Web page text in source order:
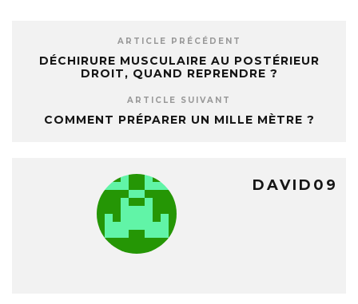
ARTICLE PRÉCÉDENT
DÉCHIRURE MUSCULAIRE AU POSTÉRIEUR
DROIT, QUAND REPRENDRE ?
ARTICLE SUIVANT
COMMENT PRÉPARER UN MILLE MÈTRE ?
DAVID09